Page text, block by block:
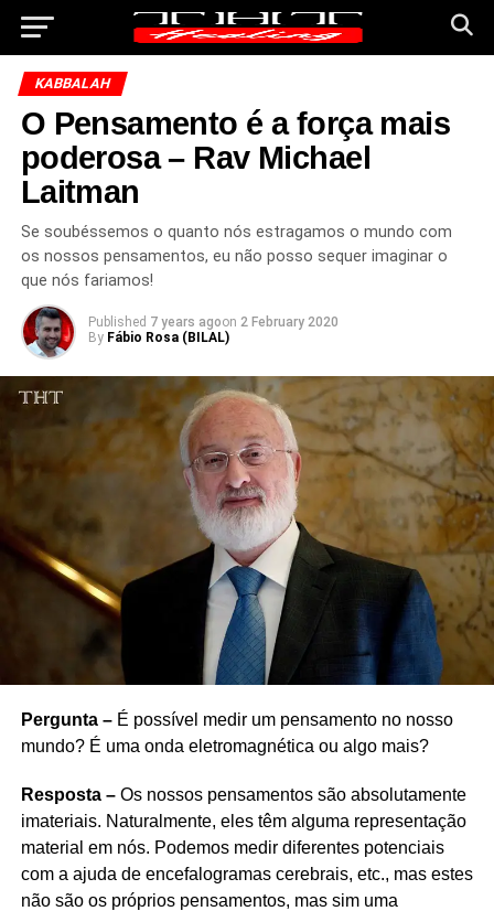
KABBALAH
O Pensamento é a força mais
poderosa – Rav Michael
Laitman
Se soubéssemos o quanto nós estragamos o mundo com
os nossos pensamentos, eu não posso sequer imaginar o
que nós fariamos!
Published 7 years agoon 2 February 2020
By Fábio Rosa (BILAL)
Pergunta –É possível medir um pensamento no nosso
mundo? É uma onda eletromagnética ou algo mais?
Resposta –Os nossos pensamentos são absolutamente
imateriais. Naturalmente, eles têm alguma representação
material em nós. Podemos medir diferentes potenciais
com a ajuda de encefalogramas cerebrais, etc., mas estes
não são os próprios pensamentos, mas sim uma